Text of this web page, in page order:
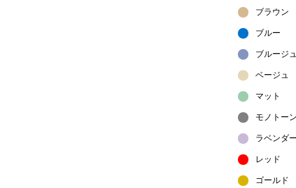
ブラウン
ブルー
ブルージュ
ベージュ
マット
モノトーン
ラベンダー
レッド
ゴールド